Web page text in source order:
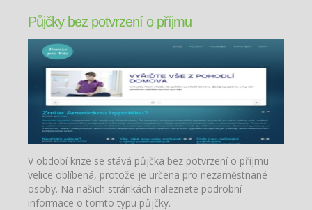
Půjčky bez potvrzení o příjmu
V období krize se stává půjčka bez potvrzení o příjmu
velice oblíbená, protože je určena pro nezaměstnané
osoby. Na našich stránkách naleznete podrobní
informace o tomto typu půjčky.